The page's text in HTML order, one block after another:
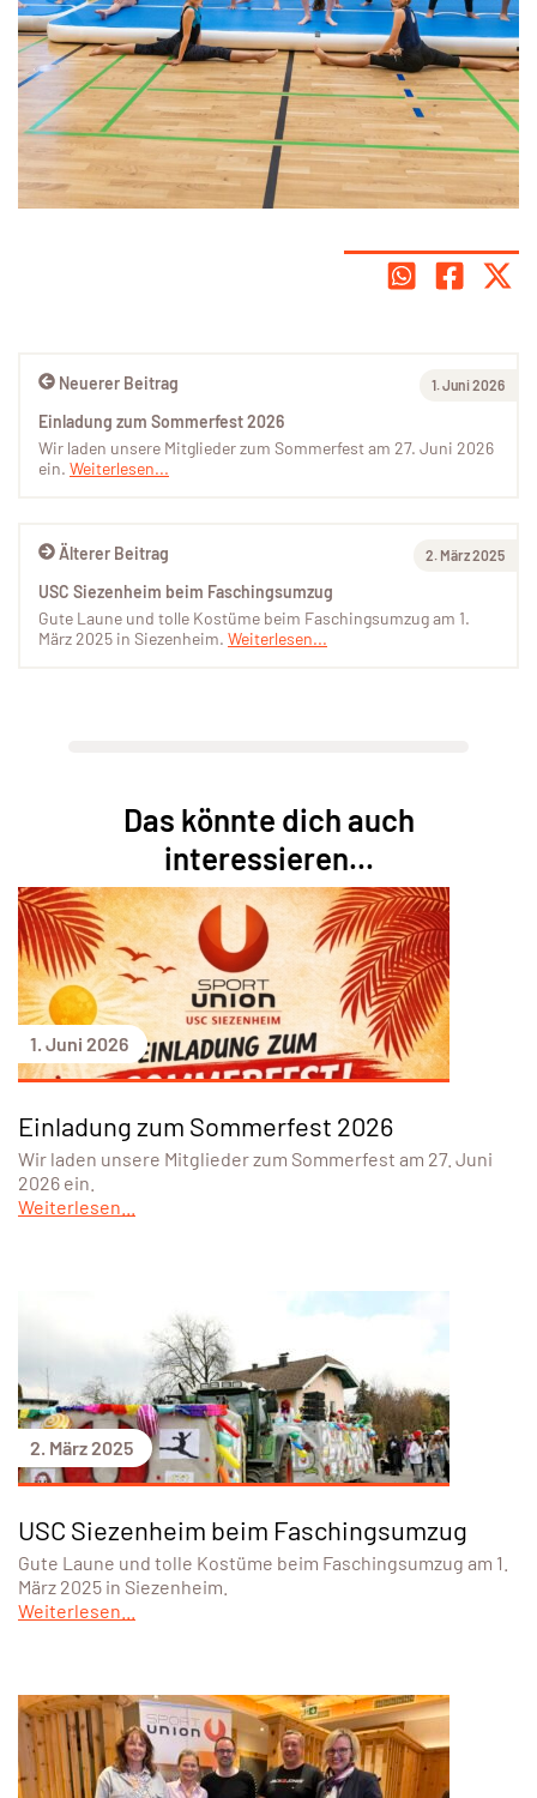
Älterer Beitrag 2. März 2025
USC Siezenheim beim Faschingsumzug
Gute Laune und tolle Kostüme beim Faschingsumzug am 1.
März 2025 in Siezenheim. Weiterlesen...
Neuerer Beitrag 1. Juni 2026
Einladung zum Sommerfest 2026
Wir laden unsere Mitglieder zum Sommerfest am 27. Juni 2026
ein. Weiterlesen...
Das könnte dich auch
interessieren...
1. Juni 2026
Einladung zum Sommerfest 2026
Wir laden unsere Mitglieder zum Sommerfest am 27. Juni
2026 ein.
Weiterlesen...
2. März 2025
USC Siezenheim beim Faschingsumzug
Gute Laune und tolle Kostüme beim Faschingsumzug am 1.
März 2025 in Siezenheim.
Weiterlesen...